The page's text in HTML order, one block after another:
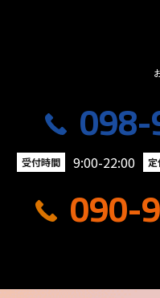
受付時間 9:00-22:00 定
090-